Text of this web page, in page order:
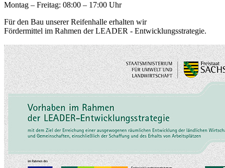
Montag – Freitag: 08:00 – 17:00 Uhr
Für den Bau unserer Reifenhalle erhalten wir
Fördermittel im Rahmen der LEADER - Entwicklungsstrategie.